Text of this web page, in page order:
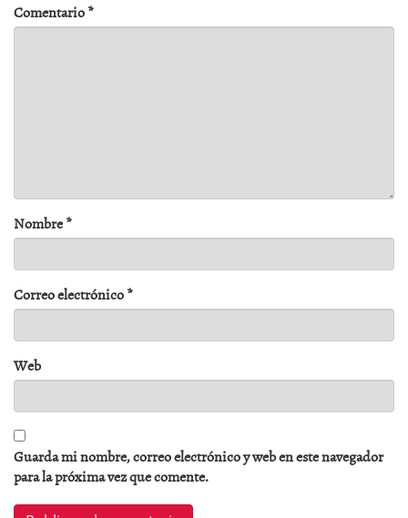
Comentario*
Nombre*
Correo electrónico*
Web
Guarda mi nombre, correo electrónico y web en este navegador
para la próxima vez que comente.